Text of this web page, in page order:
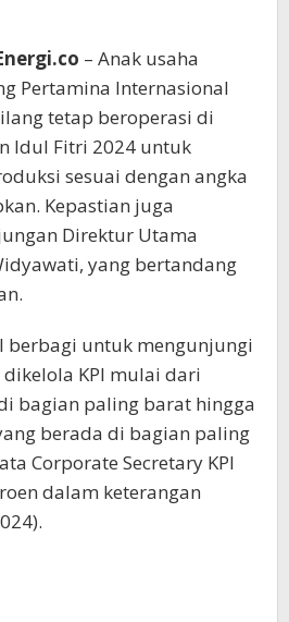
– Anak usaha
Pertamina Internasional
tetap beroperasi di
Idul Fitri 2024 untuk
sesuai dengan angka
Kepastian juga
Direktur Utama
yang bertandang
berbagi untuk mengunjungi
KPI mulai dari
bagian paling barat hingga
berada di bagian paling
Corporate Secretary KPI
dalam keterangan